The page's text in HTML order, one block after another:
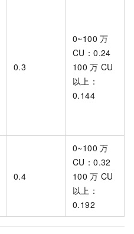
0.3
0~100 万
CU：0.24
100 万 CU
以上：
0.144
0.4
0~100 万
CU：0.32
100 万 CU
以上：
0.192